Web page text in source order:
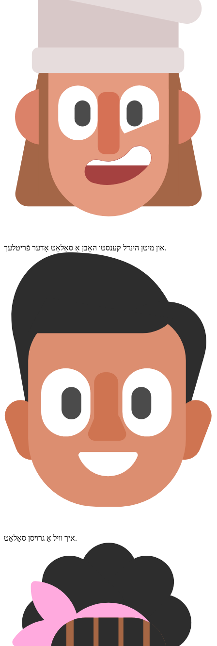
און מיטן הינדל קענסטו האָבן אַ סאַלאַט אָדער פֿריטלעך.
איך װיל אַ גרױסן סאַלאַט.